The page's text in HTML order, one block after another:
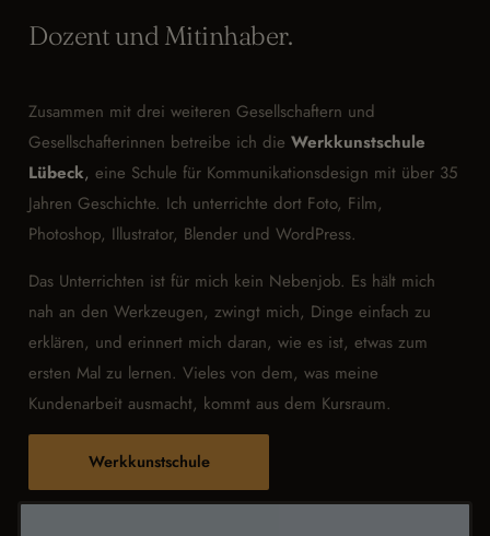
Dozent und Mitinhaber.
Zusammen mit drei weiteren Gesellschaftern und
Gesellschafterinnen betreibe ich die Werkkunstschule
Lübeck, eine Schule für Kommunikationsdesign mit über 35
Jahren Geschichte. Ich unterrichte dort Foto, Film,
Photoshop, Illustrator, Blender und WordPress.
Das Unterrichten ist für mich kein Nebenjob. Es hält mich
nah an den Werkzeugen, zwingt mich, Dinge einfach zu
erklären, und erinnert mich daran, wie es ist, etwas zum
ersten Mal zu lernen. Vieles von dem, was meine
Kundenarbeit ausmacht, kommt aus dem Kursraum.
Werkkunstschule